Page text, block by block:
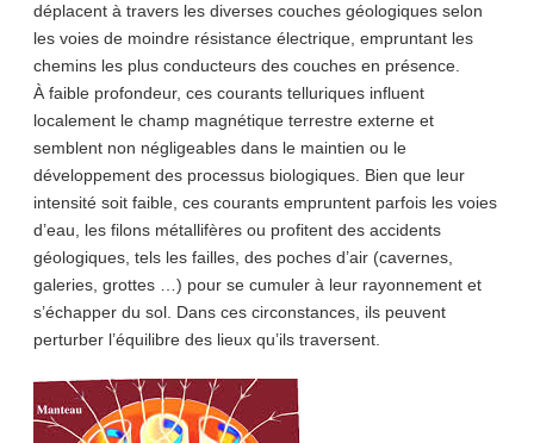
déplacent à travers les diverses couches géologiques selon
les voies de moindre résistance électrique, empruntant les
chemins les plus conducteurs des couches en présence.
À faible profondeur, ces courants telluriques influent
localement le champ magnétique terrestre externe et
semblent non négligeables dans le maintien ou le
développement des processus biologiques. Bien que leur
intensité soit faible, ces courants empruntent parfois les voies
d’eau, les filons métallifères ou profitent des accidents
géologiques, tels les failles, des poches d’air (cavernes,
galeries, grottes …) pour se cumuler à leur rayonnement et
s’échapper du sol. Dans ces circonstances, ils peuvent
perturber l’équilibre des lieux qu’ils traversent.